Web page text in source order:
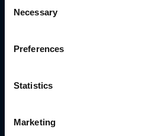
Selection
Necessary
Preferences
Statistics
Marketing
parhaan ratkaisun. Otathan
sähköpostitse tai